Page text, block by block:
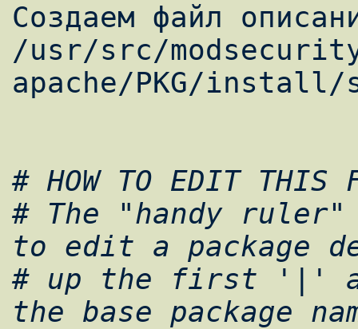
Создаем файл
/usr/src/
apache/PKG/install/
# HOW TO EDIT THIS
# The "handy
to edit a package
# up the first '|'
the base package